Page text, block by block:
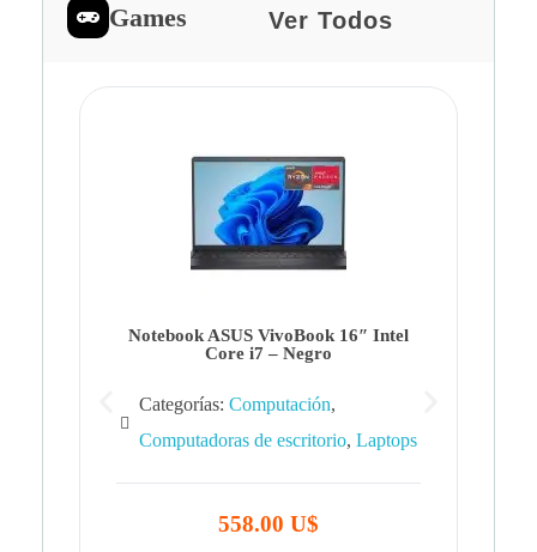
Games Ver Todos
Notebook ASUS VivoBook 16″ Intel
Core i7 – Negro
Categorías: Computación,
Computadoras de escritorio, Laptops
558.00 U$